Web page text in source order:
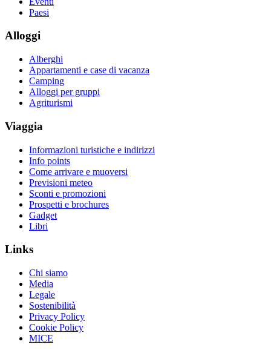
Paesi
Alloggi
Alberghi
Appartamenti e case di vacanza
Camping
Alloggi per gruppi
Agriturismi
Viaggia
Informazioni turistiche e indirizzi
Info points
Come arrivare e muoversi
Previsioni meteo
Sconti e promozioni
Prospetti e brochures
Gadget
Libri
Links
Chi siamo
Media
Legale
Sostenibilità
Privacy Policy
Cookie Policy
MICE